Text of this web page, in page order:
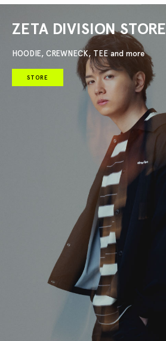
ZETA DIVISION STORE
HOODIE, CREWNECK, TEE and more
STORE